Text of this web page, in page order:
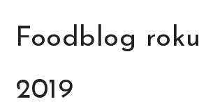
Foodblog roku
2019